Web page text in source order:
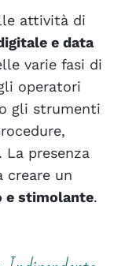
attività di
e data
varie fasi di
operatori
gli strumenti
La presenza
creare un
e stimolante.